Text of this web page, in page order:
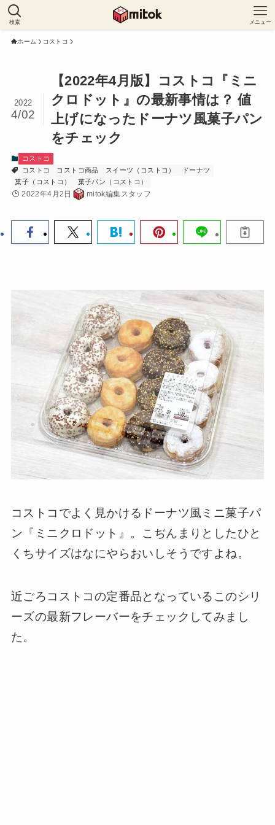
検索 メニュー
ホーム コストコ
【2022年4月版】コストコ『ミニ
クロドット』の最新事情は？ 値
上げになったドーナツ風菓子パン
をチェック
2022
4/02
コストコ
コストコ
コストコ商品 スイーツ（コストコ）
ドーナツ
菓子（コストコ）
菓子パン（コストコ）
2022年4月2日 mitok編集スタッフ
コストコでよく見かけるドーナツ風ミニ菓子パ
ン『ミニクロドット』。こぢんまりとしたひと
くちサイズはなにやらおいしそうですよね。
近ごろコストコの定番品となっているこのシリ
ーズの最新フレーバーをチェックしてみまし
た。